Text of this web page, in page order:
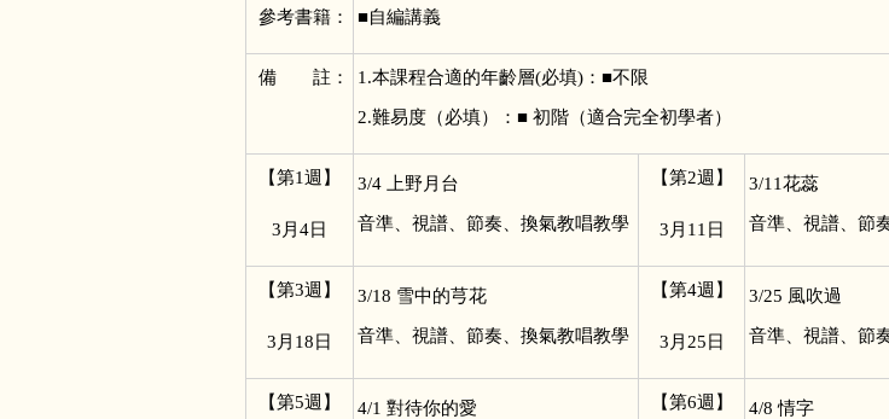
參考書籍： ■自編講義
備 註： 1.本課程合適的年齡層(必填)：■不限
2.難易度（必填）：■ 初階（適合完全初學者）
【第1週】
3 月4日
3/4 上野月台
音準、視譜、節奏、換氣教唱教學
【第2週】
3 月11日
3/11花蕊
音準、視譜、節
【第3週】
3 月18日
3/18 雪中的芎花
音準、視譜、節奏、換氣教唱教學
【第4週】
3 月25日
3/25 風吹過
音準、視譜、節
【第5週】 4/1 對待你的愛 【第6週】 4/8情字